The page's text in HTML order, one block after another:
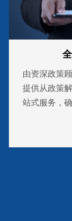
由资深政策
提供从政策
站式服务，